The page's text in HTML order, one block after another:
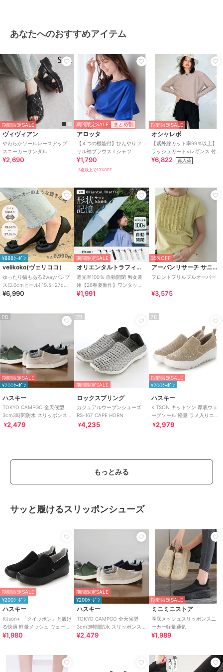
あなたへのおすすめアイテム
期間限定SALE
ヴィヴィアン
やわらかソールレースアップ
スニーカーサンダル
¥2,690
期間限定SALE まとめ割
アロッタ
【４つの機能付】ひんやりフ
リル袖ブラウスＴシャツ
¥1,790
3点以上で10%OFF
期間限定SALE
オシャレボ
【紫外線カット率99％以上】
ラッシュガード×レギンス 付
き タンキニ
¥6,822 再入荷
¥888ｸｰﾎﾟﾝ
velikoko(ヴェリココ）
ゆったり幅もある2wayパンプ
ス(3.0cmヒール)[19.5~27cm]
ラクチンきれいシューズ
¥6,990
期間限定SALE
オリエンタルトラフィック
遮光率100％ 自動開閉 男女兼
用【26春夏新作】ワンタッチ
晴雨兼用 折りたたみ傘 /G-
¥1,991
35%OFF
アーバンリサーチ サニーレーベル
フロントフリルプルオーバー
¥3,575
PR
期間限定SALE
¥200ｸｰﾎﾟﾝ
ハスキー
TOKYO CAMPGO 全天候型
3cm3時間防水 スリッポンス
ニーカー
¥2,479
PR
期間限定SALE
ロックスプリング
カジュアルウーブンシューズ
RS-167 CAPE HORN
¥4,235
PR
期間限定SALE
¥200ｸｰﾎﾟﾝ
ハスキー
KITSON キットソン 厚底ウェ
ーブソール 軽量 ラメ入りニッ
ト スリッポン
¥2,979
もっとみる
サッと履けるスリッポンシューズ
期間限定SALE
¥200ｸｰﾎﾟﾝ
ハスキー
Kitson+ 「クイッポン」と履け
る快適 軽量メッシュ ウェーブ
ソール スリッポン スニーカー
¥1,980
期間限定SALE
¥200ｸｰﾎﾟﾝ
ハスキー
TOKYO CAMPGO 全天候型
3cm3時間防水 スリッポンス
ニーカー
¥2,479
期間限定SALE
ミニミニストア
厚底メッシュスリッポンスニ
ーカー軽量通気
¥1,989